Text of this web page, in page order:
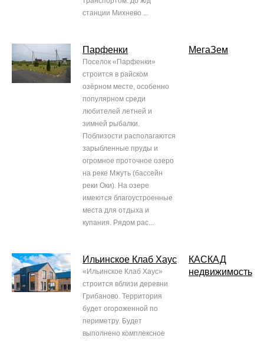
станции Михнево ...
Парфенки
Поселок «Парфенки»
строится в райском
озёрном месте, особенно
популярном среди
любителей летней и
зимней рыбалки.
Поблизости располагаются
зарыбленные пруды и
огромное проточное озеро
на реке Мжуть (бассейн
реки Оки). На озере
имеются благоустроенные
места для отдыха и
купания. Рядом рас...
МегаЗем
Ильинское Клаб Хаус
«Ильинское Клаб Хаус»
строится вблизи деревни
Грибаново. Территория
будет огороженной по
периметру. Будет
выполнено комплексное
КАСКАД
недвижимость